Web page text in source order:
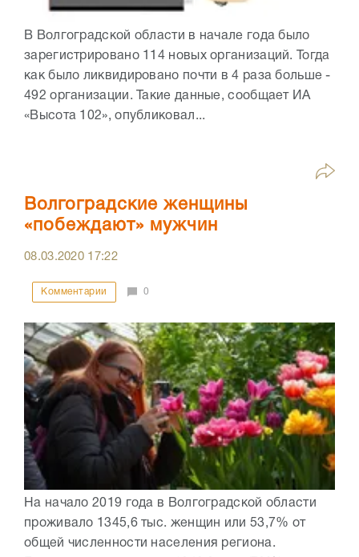
В Волгоградской области в начале года было
зарегистрировано 114 новых организаций. Тогда
как было ликвидировано почти в 4 раза больше -
492 организации. Такие данные, сообщает ИА
«Высота 102», опубликовал...
Волгоградские женщины
«побеждают» мужчин
08.03.2020 17:22
Комментарии 0
На начало 2019 года в Волгоградской области
проживало 1345,6 тыс. женщин или 53,7% от
общей численности населения региона.